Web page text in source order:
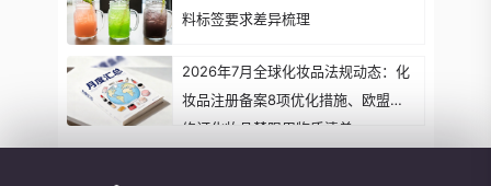
料标签要求差异梳理
2026年7月全球化妆品法规动态：化
妆品注册备案8项优化措施、欧盟拟
修订化妆品禁限用物质清单...